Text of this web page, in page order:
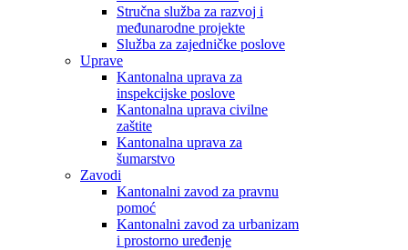
Stručna služba za razvoj i
međunarodne projekte
Služba za zajedničke poslove
Uprave
Kantonalna uprava za
inspekcijske poslove
Kantonalna uprava civilne
zaštite
Kantonalna uprava za
šumarstvo
Zavodi
Kantonalni zavod za pravnu
pomoć
Kantonalni zavod za urbanizam
i prostorno uređenje